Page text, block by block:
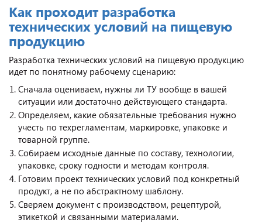
Как проходит разработка
технических условий на пищевую
продукцию
Разработка технических условий на пищевую продукцию
идет по понятному рабочему сценарию:
Сначала оцениваем, нужны ли ТУ вообще в вашей
ситуации или достаточно действующего стандарта.
Определяем, какие обязательные требования нужно
учесть по техрегламентам, маркировке, упаковке и
товарной группе.
Собираем исходные данные по составу, технологии,
упаковке, сроку годности и методам контроля.
Готовим проект технических условий под конкретный
продукт, а не по абстрактному шаблону.
Сверяем документ с производством, рецептурой,
этикеткой и связанными материалами.